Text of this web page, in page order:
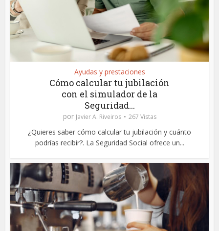
Ayudas y prestaciones
Cómo calcular tu jubilación
con el simulador de la
Seguridad...
por Javier A. Riveiros 267 Vistas
¿Quieres saber cómo calcular tu jubilación y cuánto
podrías recibir?. La Seguridad Social ofrece un...